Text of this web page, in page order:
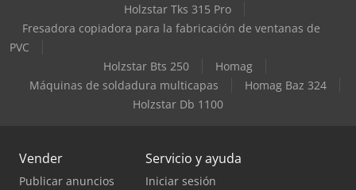
Holzstar Tks 315 Pro
Fresadora copiadora para la fabricación de ventanas de
PVC
Holzstar Bts 250
Homag
Máquinas de soldadura multicapas
Homag Baz 324
Holzstar Db 1100
Vender
Publicar anuncios
Servicio y ayuda
Iniciar sesión